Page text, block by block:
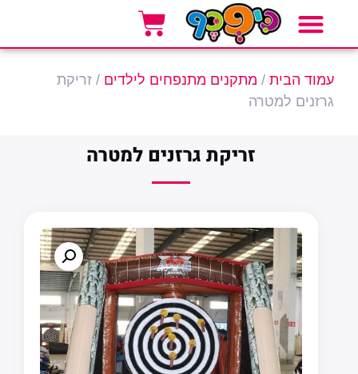
עמוד הבית / מתקנים מתנפחים לילדים / זריקת
גרזנים למטרה
זריקת גרזנים למטרה